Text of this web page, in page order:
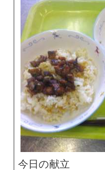
今日の献立